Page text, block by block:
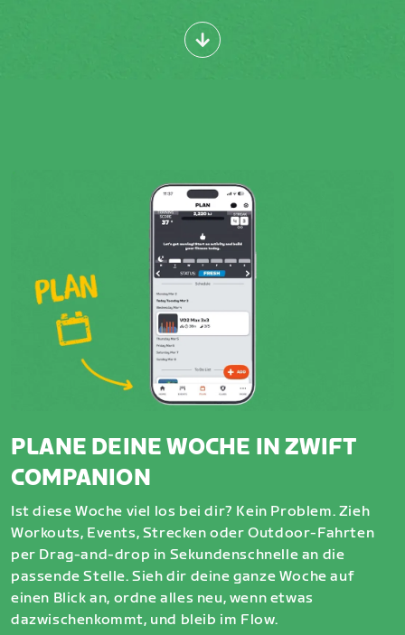
PLANE DEINE WOCHE IN ZWIFT
COMPANION
Ist diese Woche viel los bei dir? Kein Problem. Zieh
Workouts, Events, Strecken oder Outdoor-Fahrten
per Drag-and-drop in Sekundenschnelle an die
passende Stelle. Sieh dir deine ganze Woche auf
einen Blick an, ordne alles neu, wenn etwas
dazwischenkommt, und bleib im Flow.